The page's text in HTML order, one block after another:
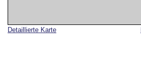
Detaillierte Karte